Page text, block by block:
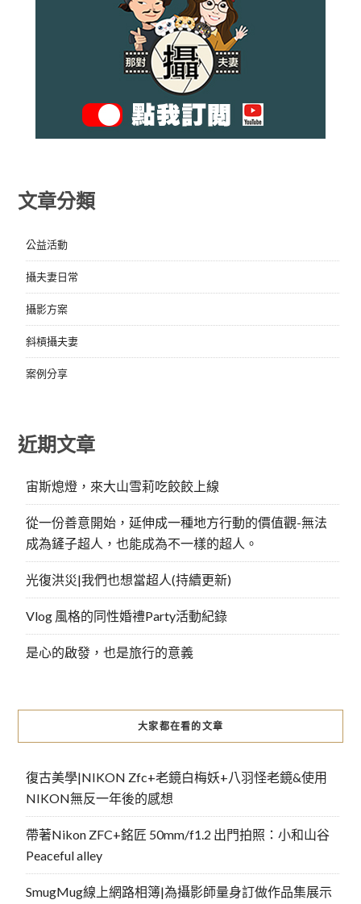
文章分類
公益活動
攝夫妻日常
攝影方案
斜槓攝夫妻
案例分享
近期文章
宙斯熄燈，來大山雪莉吃餃餃上線
從一份善意開始，延伸成一種地方行動的價值觀-無法
成為鏟子超人，也能成為不一樣的超人。
光復洪災|我們也想當超人(持續更新)
Vlog 風格的同性婚禮Party活動紀錄
是心的啟發，也是旅行的意義
大家都在看的文章
復古美學|NIKON Zfc+老鏡白梅妖+八羽怪老鏡&使用
NIKON無反一年後的感想
帶著Nikon ZFC+銘匠 50mm/f1.2 出門拍照：小和山谷
Peaceful alley
SmugMug線上網路相簿|為攝影師量身訂做作品集展示